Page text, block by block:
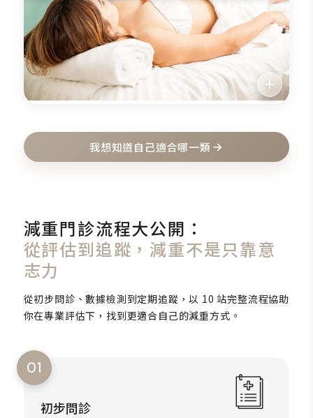
我想知道自己適合哪一類
減重門診流程大公開：
從評估到追蹤，減重不是只靠意
志力
從初步問診、數據檢測到定期追蹤，以 10 站完整流程協助
你在專業評估下，找到更適合自己的減重方式。
01
初步問診